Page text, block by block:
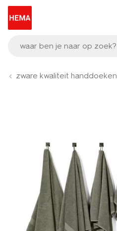
waar ben je naar op zoek?
zware kwaliteit